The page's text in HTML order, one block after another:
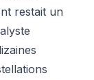
restait un